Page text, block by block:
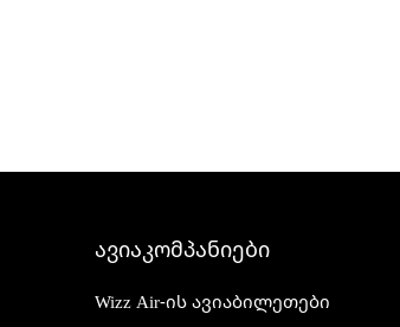
ავიაკომპანიები
Wizz Air-ის ავიაბილეთები